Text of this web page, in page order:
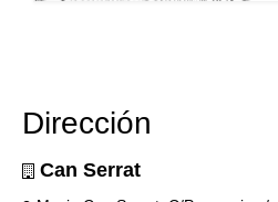
Dirección
Can Serrat